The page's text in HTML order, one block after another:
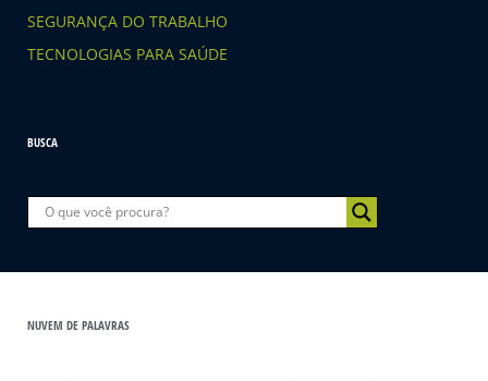
SEGURANÇA DO TRABALHO
TECNOLOGIAS PARA SAÚDE
BUSCA
NUVEM DE PALAVRAS